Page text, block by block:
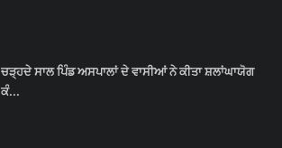
ਚੜ੍ਹਦੇ ਸਾਲ ਪਿੰਡ ਅਸਪਾਲਾਂ ਦੇ ਵਾਸੀਆਂ ਨੇ ਕੀਤਾ ਸ਼ਲਾਂਘਾਯੋਗ
ਕੰ...